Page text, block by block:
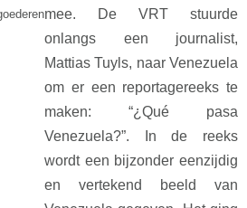
mee. De VRT stuurde
onlangs een journalist,
Mattias Tuyls, naar Venezuela
om er een reportagereeks te
maken: “¿Qué pasa
Venezuela?”. In de reeks
wordt een bijzonder eenzijdig
en vertekend beeld van